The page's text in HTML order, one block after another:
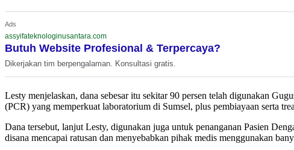
Ads
assyifateknologinusantara.com
Butuh Website Profesional & Terpercaya?
Dikerjakan tim berpengalaman. Konsultasi gratis.
Lesty menjelaskan, dana sebesar itu sekitar 90 persen telah digunakan
(PCR) yang memperkuat laboratorium di Sumsel, plus pembiayaan serta
Dana tersebut, lanjut Lesty, digunakan juga untuk penanganan Pasien
disana mencapai ratusan dan menyebabkan pihak medis menggunakan